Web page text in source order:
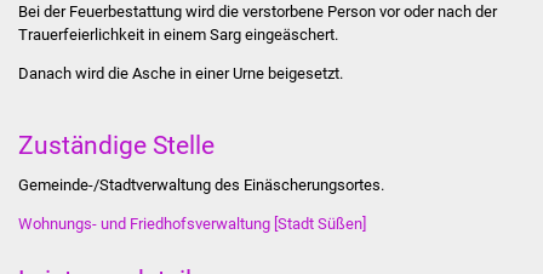
Behördenwegweiser
Stellenangebote
Veröffentlichungen
Bei der Feuerbestattung wird die verstorbene Person vor oder nach der
Trauerfeierlichkeit in einem Sarg eingeäschert.
Danach wird die Asche in einer Urne beigesetzt.
Zuständige Stelle
Gemeinde-/Stadtverwaltung des Einäscherungsortes.
Wohnungs- und Friedhofsverwaltung [Stadt Süßen]